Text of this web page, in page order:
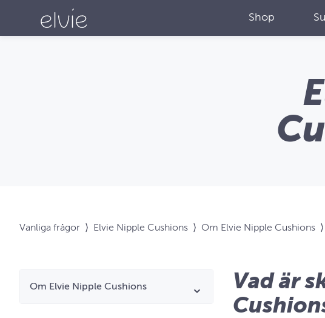
Shop
Vanliga frågor ⟩ Elvie Nipple Cushions ⟩ Om Elvie Nipple Cushions ⟩
Om Elvie Nipple Cushions
Vad är